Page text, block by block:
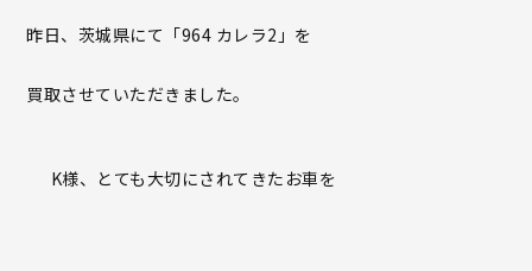
昨日、茨城県にて「964 カレラ2 」を
買取させていただきました。
K様、とても大切にされてきたお車を